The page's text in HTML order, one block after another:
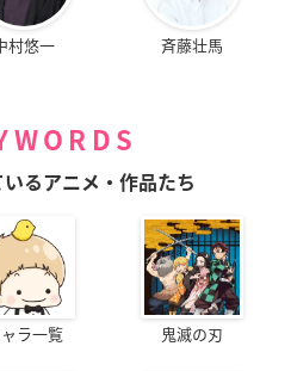
村悠一 斉藤壮馬
るアニメ・作品たち
ラ一覧 鬼滅の刃